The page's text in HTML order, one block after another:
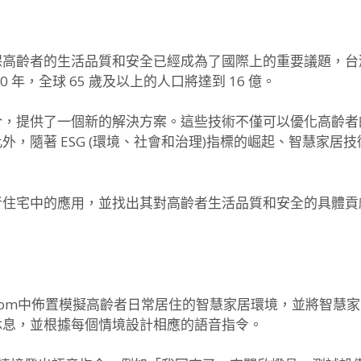
齡者的生活品質和安全已經成為了國際上的重要議題，
，全球 65 歲及以上的人口將達到 16 億。
提供了一個新的解決方案。 這些技術不僅可以優化高齡
， 隨著 ESG (環境、社會和治理)指標的崛起、 智慧家居
宅中的應用， 並找出其對高齡者生活品質和安全的具體
中佈置模擬高齡者日常居住的智慧家居環境， 並將智慧
， 並根據每個情境設計相應的語音指令。